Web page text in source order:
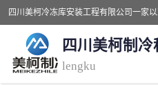
四川美柯制冷
lengku